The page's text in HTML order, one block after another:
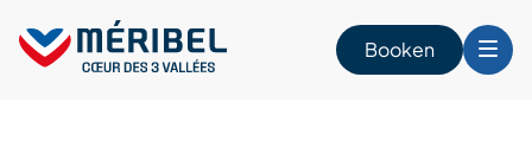
content
Booken